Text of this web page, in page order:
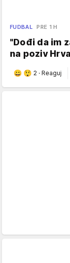
FUDBAL PRE 1 H
"Dođi da im
na poziv
2 · Reaguj